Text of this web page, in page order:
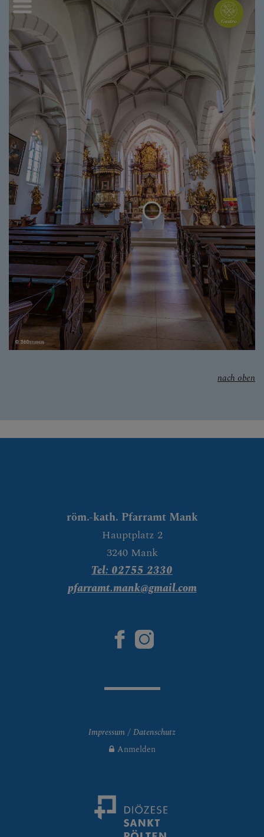
nach oben
röm.-kath. Pfarramt Mank
Hauptplatz 2
3240 Mank
Tel: 02755 2330
pfarramt.mank@gmail.com
Impressum
Datenschutz
Anmelden